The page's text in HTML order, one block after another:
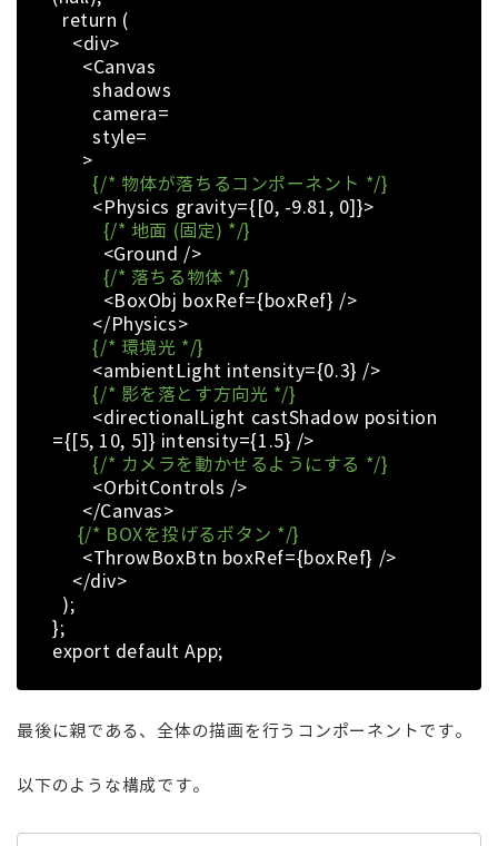
return (
<div>
<Canvas
shadows
camera=
style=
>
{/* 物体が落ちるコンポーネント */}
<Physics gravity={[0, -9.81, 0]}>
{/* 地面 (固定) */}
<Ground />
{/* 落ちる物体 */}
<BoxObj boxRef={boxRef} />
</Physics>
{/* 環境光 */}
<ambientLight intensity={0.3} />
{/* 影を落とす方向光 */}
<directionalLight castShadow position
={[5, 10, 5]} intensity={1.5} />
{/* カメラを動かせるようにする */}
<OrbitControls />
</Canvas>
{/* BOXを投げるボタン */}
<ThrowBoxBtn boxRef={boxRef} />
</div>
);
};
export default App;
最後に親である、全体の描画を行うコンポーネントです。
以下のような構成です。